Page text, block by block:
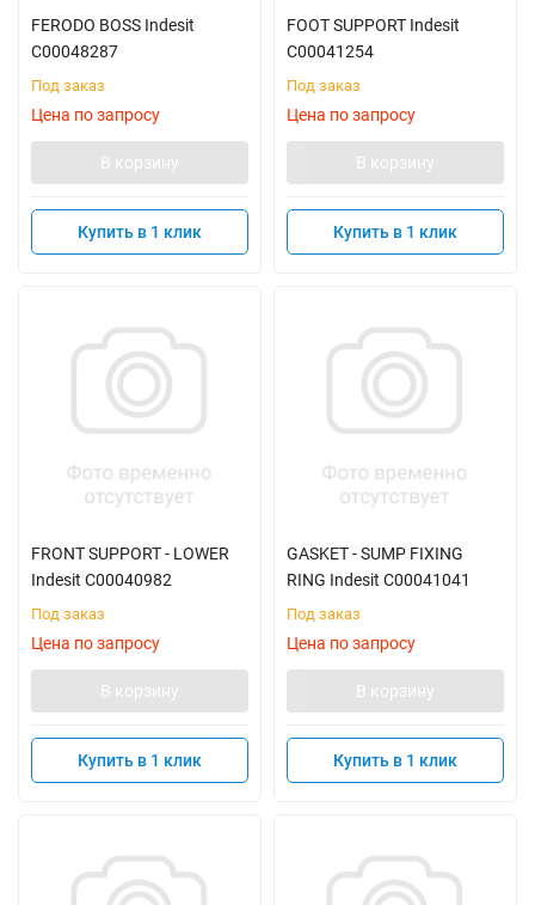
FERODO BOSS Indesit
C00048287
Под заказ
Цена по запросу
В корзину
Купить в 1 клик
FOOT SUPPORT Indesit
C00041254
Под заказ
Цена по запросу
В корзину
Купить в 1 клик
FRONT SUPPORT - LOWER
Indesit C00040982
Под заказ
Цена по запросу
В корзину
Купить в 1 клик
GASKET - SUMP FIXING
RING Indesit C00041041
Под заказ
Цена по запросу
В корзину
Купить в 1 клик